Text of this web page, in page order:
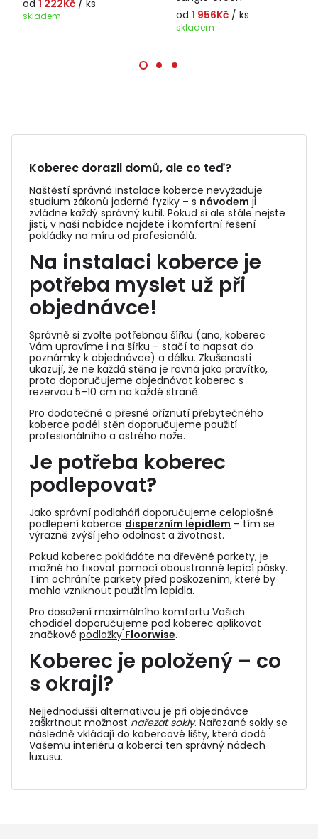
od 1 222Kč / ks
skladem
od 1 956Kč / ks
skladem
Koberec dorazil domů, ale co teď?
Naštěstí správná instalace koberce nevyžaduje
studium zákonů jaderné fyziky – s návodem ji
zvládne každý správný kutil. Pokud si ale stále nejste
jistí, v naší nabídce najdete i komfortní řešení
pokládky na míru od profesionálů.
Na instalaci koberce je
potřeba myslet už při
objednávce!
Správně si zvolte potřebnou šířku (ano, koberec
Vám upravíme i na šířku – stačí to napsat do
poznámky k objednávce) a délku. Zkušenosti
ukazují, že ne každá stěna je rovná jako pravítko,
proto doporučujeme objednávat koberec s
rezervou 5–10 cm na každé straně.
Pro dodatečné a přesné oříznutí přebytečného
koberce podél stěn doporučujeme použití
profesionálního a ostrého nože.
Je potřeba koberec
podlepovat?
Jako správní podlaháři doporučujeme celoplošné
podlepení koberce disperzním lepidlem – tím se
výrazně zvýší jeho odolnost a životnost.
Pokud koberec pokládáte na dřevěné parkety, je
možné ho fixovat pomocí oboustranné lepící pásky.
Tím ochráníte parkety před poškozením, které by
mohlo vzniknout použitím lepidla.
Pro dosažení maximálního komfortu Vašich
chodidel doporučujeme pod koberec aplikovat
značkové podložky Floorwise.
Koberec je položený – co
s okraji?
Nejjednodušší alternativou je při objednávce
zaškrtnout možnost nařezat sokly. Nařezané sokly se
následně vkládají do kobercové lišty, která dodá
Vašemu interiéru a koberci ten správný nádech
luxusu.